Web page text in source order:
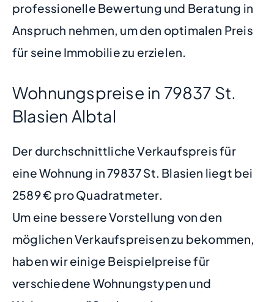
professionelle Bewertung und Beratung in
Anspruch nehmen, um den optimalen Preis
für seine Immobilie zu erzielen.
Wohnungspreise in 79837 St.
Blasien Albtal
Der durchschnittliche Verkaufspreis für
eine Wohnung in 79837 St. Blasien liegt bei
2589 € pro Quadratmeter.
Um eine bessere Vorstellung von den
möglichen Verkaufspreisen zu bekommen,
haben wir einige Beispielpreise für
verschiedene Wohnungstypen und